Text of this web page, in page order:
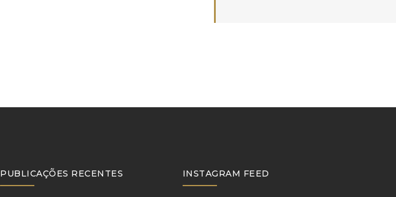
PUBLICAÇÕES RECENTES INSTAGRAM FEED